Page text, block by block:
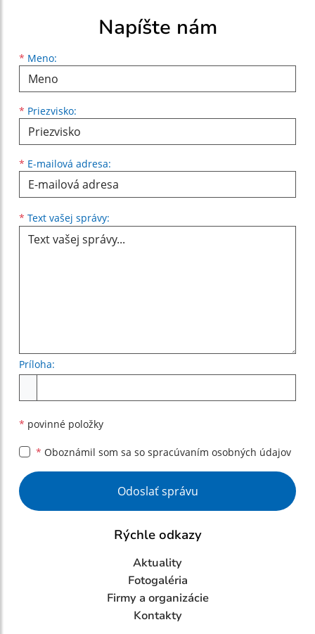
Napíšte nám
* Meno:
Meno
* Priezvisko:
Priezvisko
* E-mailová adresa:
E-mailová adresa
* Text vašej správy:
Príloha:
* povinné položky
* Oboznámil som sa so spracúvaním osobných údajov
Google reCaptcha Response
Odoslať správu
Rýchle odkazy
Aktuality
Fotogaléria
Firmy a organizácie
Kontakty